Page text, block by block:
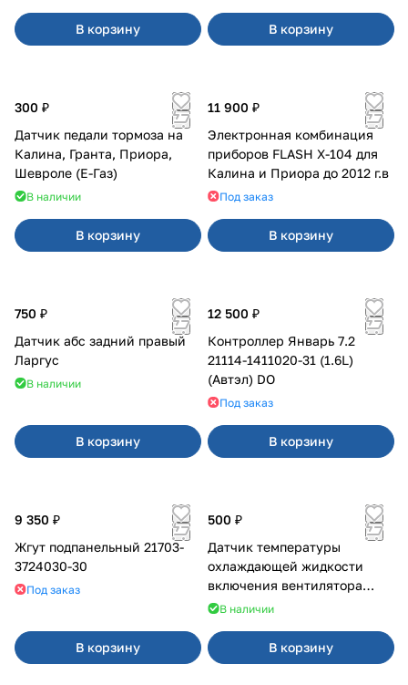
В корзину В корзину
300 ₽
Датчик педали тормоза на
Калина, Гранта, Приора,
Шевроле (Е-Газ)
В наличии
В корзину
11 900 ₽
Электронная комбинация
приборов FLASH X-104 для
Калина и Приора до 2012 г.в
Под заказ
В корзину
750 ₽
Датчик абс задний правый
Ларгус
В наличии
В корзину
12 500 ₽
Контроллер Январь 7.2
21114-1411020-31 (1.6L)
(Автэл) DO
Под заказ
В корзину
9 350 ₽
Жгут подпанельный 21703-
3724030-30
Под заказ
В корзину
500 ₽
Датчик температуры
охлаждающей жидкости
включения вентилятора
2110-2115,2170,1117-1119,2123
В наличии
В корзину